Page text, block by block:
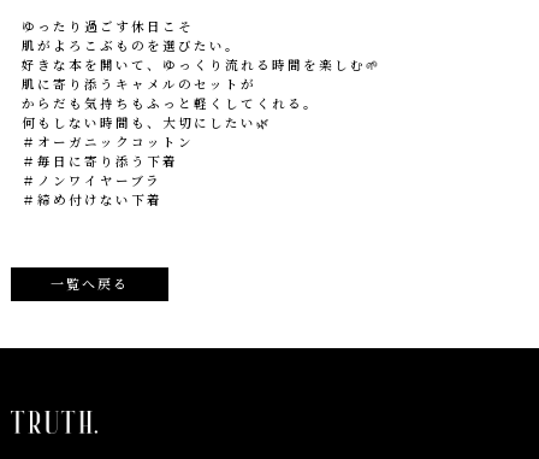
ゆったり過ごす休日こそ
肌がよろこぶものを選びたい。
好きな本を開いて、ゆっくり流れる時間を楽しむ🌱
肌に寄り添うキャメルのセットが
からだも気持ちもふっと軽くしてくれる。
何もしない時間も、大切にしたい🌿
＃オーガニックコットン
＃毎日に寄り添う下着
＃ノンワイヤーブラ
＃締め付けない下着
一覧へ戻る